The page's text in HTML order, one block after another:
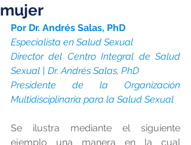
mujer
Por Dr. Andrés Salas, PhD
Especialista en Salud Sexual
Director del Centro Integral de Salud
Sexual | Dr. Andrés Salas, PhD
Presidente de la Organización
Multidisciplinaria para la Salud Sexual
Se ilustra mediante el siguiente
ejemplo una manera en la cual